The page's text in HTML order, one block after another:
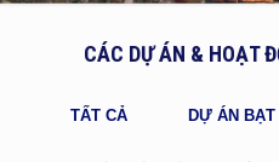
CÁC DỰ ÁN & HOẠT
TẤT CẢ DỰ ÁN BẠT